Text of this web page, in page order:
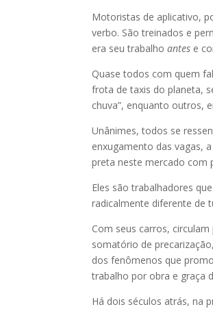
Motoristas de aplicativo,
verbo. São treinados e
era seu trabalhoantes e
Quase todos com quem
frota de taxis do planeta,
chuva”, enquanto outros,
Unânimes, todos se
enxugamento das vagas,
preta neste mercado
Eles são trabalhadores
radicalmente diferente de
Com seus carros,
somatório de
dos fenômenos que
trabalho por obra e graça
Há dois séculos atrás, na